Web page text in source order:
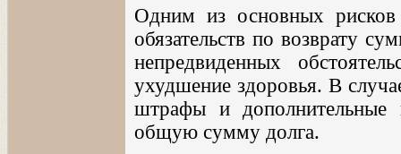
Одним из основных рисков
обязательств по возврату
непредвиденных
ухудшение здоровья. В
штрафы и дополнительные
общую сумму долга.